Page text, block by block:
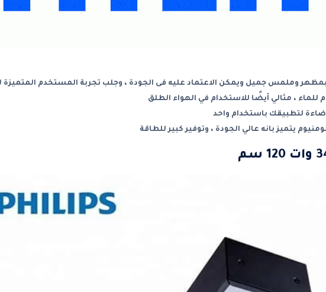
وملمس جميل ويمكن الاعتماد عليه فى الجودة ، وجلب تجربة المستخدم المتميزة
، مثالي أيضًا للاستخدام في الهواء الطلق
لتطبيقك باستخدام واحد